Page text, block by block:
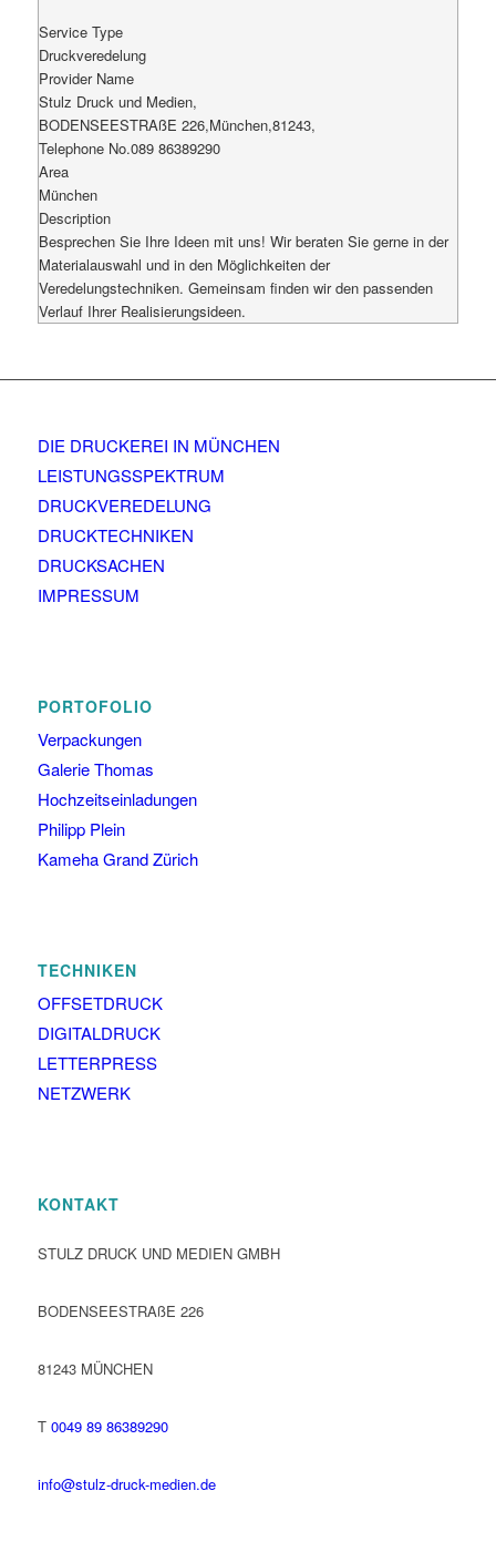
Service Type
Druckveredelung
Provider Name
Stulz Druck und Medien,
BODENSEESTRAßE 226,München,81243,
Telephone No.089 86389290
Area
München
Description
Besprechen Sie Ihre Ideen mit uns! Wir beraten Sie gerne in der
Materialauswahl und in den Möglichkeiten der
Veredelungstechniken. Gemeinsam finden wir den passenden
Verlauf Ihrer Realisierungsideen.
DIE DRUCKEREI IN MÜNCHEN
LEISTUNGSSPEKTRUM
DRUCKVEREDELUNG
DRUCKTECHNIKEN
DRUCKSACHEN
IMPRESSUM
PORTOFOLIO
Verpackungen
Galerie Thomas
Hochzeitseinladungen
Philipp Plein
Kameha Grand Zürich
TECHNIKEN
OFFSETDRUCK
DIGITALDRUCK
LETTERPRESS
NETZWERK
KONTAKT
STULZ DRUCK UND MEDIEN GMBH
BODENSEESTRAßE 226
81243 MÜNCHEN
T 0049 89 86389290
info@stulz-druck-medien.de